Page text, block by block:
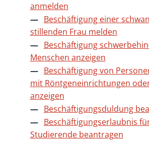
anmelden
Beschäftigung einer
stillenden Frau melden
Beschäftigung
Menschen anzeigen
Beschäftigung von
mit Röntgeneinrichtungen
anzeigen
Beschäftigungsduldung
Beschäftigungserlaubnis
Studierende beantragen